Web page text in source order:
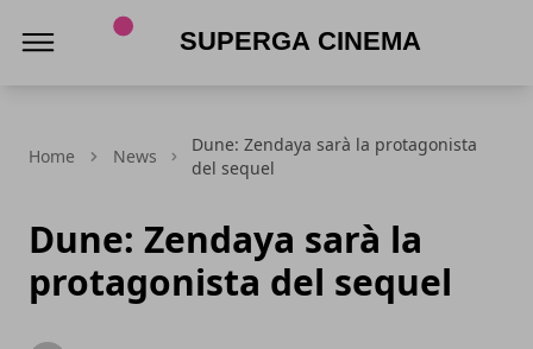
Home News
Dune: Zendaya sarà la protagonista
del sequel
Dune: Zendaya sarà la
protagonista del sequel